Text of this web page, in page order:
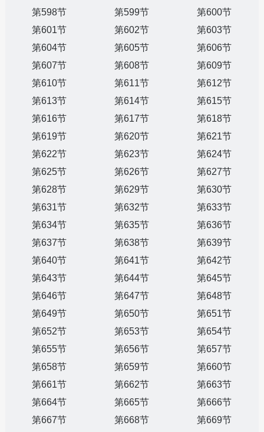
第598节
第599节
第600节
第601节
第602节
第603节
第604节
第605节
第606节
第607节
第608节
第609节
第610节
第611节
第612节
第613节
第614节
第615节
第616节
第617节
第618节
第619节
第620节
第621节
第622节
第623节
第624节
第625节
第626节
第627节
第628节
第629节
第630节
第631节
第632节
第633节
第634节
第635节
第636节
第637节
第638节
第639节
第640节
第641节
第642节
第643节
第644节
第645节
第646节
第647节
第648节
第649节
第650节
第651节
第652节
第653节
第654节
第655节
第656节
第657节
第658节
第659节
第660节
第661节
第662节
第663节
第664节
第665节
第666节
第667节
第668节
第669节